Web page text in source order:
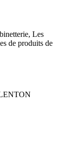
Les
de produits de